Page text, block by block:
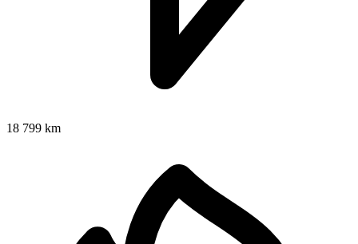
18 799 km